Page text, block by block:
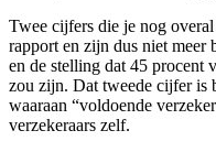
Twee cijfers die je nog
rapport en zijn dus niet meer
en de stelling dat 45 procent
zou zijn. Dat tweede cijfer is
waaraan “voldoende
verzekeraars zelf.